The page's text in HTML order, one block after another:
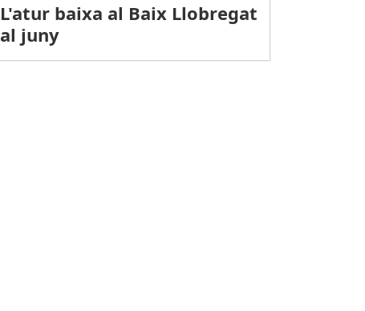
L'atur baixa al Baix Llobregat
al juny